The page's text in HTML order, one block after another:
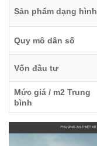
Sản phẩm dạng hình
Quy mô dân số
Vốn đầu tư
Mức giá / m2 Trung
bình